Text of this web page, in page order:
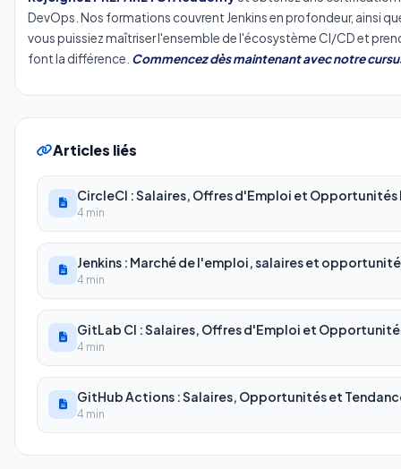
DevOps. Nos formations couvrent Jenkins en profondeur, ainsi
vous puissiez maîtriser l'ensemble de l'écosystème CI/CD et
font la différence. Commencez dès maintenant avec notre
Articles liés
CircleCI : Salaires, Offres d'Emploi et Opportunités
4 min
Jenkins : Marché de l'emploi, salaires et
4 min
GitLab CI : Salaires, Offres d'Emploi et
4 min
GitHub Actions : Salaires, Opportunités et
4 min